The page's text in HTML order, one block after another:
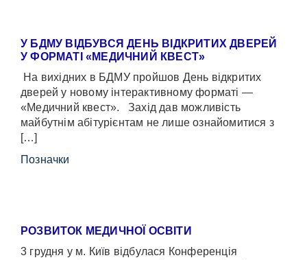
У БДМУ ВІДБУВСЯ ДЕНЬ ВІДКРИТИХ ДВЕРЕЙ
У ФОРМАТІ «МЕДИЧНИЙ КВЕСТ»
На вихідних в БДМУ пройшов День відкритих
дверей у новому інтерактивному форматі —
«Медичний квест». Захід дав можливість
майбутнім абітурієнтам не лише ознайомитися з
[…]
Позначки
РОЗВИТОК МЕДИЧНОЇ ОСВІТИ
3 грудня у м. Київ відбулася Конференція